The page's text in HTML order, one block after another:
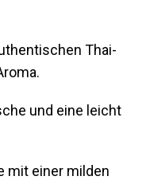
Thai-
und eine leicht
mit einer milden